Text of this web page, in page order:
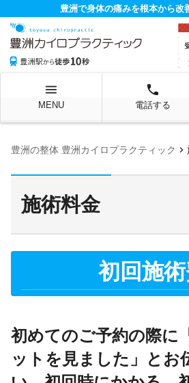
豊洲で身体の痛みを根本から改
menu
MENU
local_phone
電話する
豊洲の整体 豊洲カイロプラクティック chevron_right
施術料金
初回施
初めてのご予約の際に
ットを見ました」とお